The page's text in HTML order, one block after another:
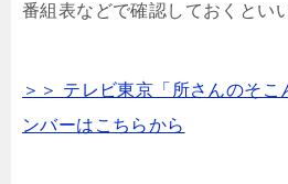
番組表などで確認しておくとい
＞＞ テレビ東京「所さんのそ
ンバーはこちらから